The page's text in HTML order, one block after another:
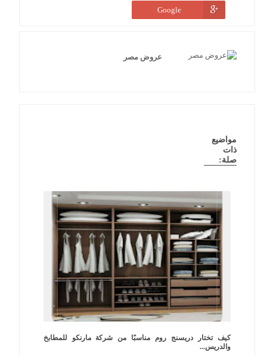
Google
عروض مصر
مواضيع
ذات
صلة:
كيف تختار دريسنج روم مناسبًا من شركة مارنكو للمطابخ
والدريس...